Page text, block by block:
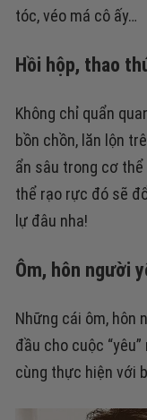
tóc, véo má cô ấy…
Hồi hộp, thao
Không chỉ quẩn
bồn chồn, lăn lộn
ẩn sâu trong cơ
thể rạo rực đó sẽ
lự đâu nha!
Ôm, hôn người
Những cái ôm, hôn
đầu cho cuộc
cùng thực hiện với